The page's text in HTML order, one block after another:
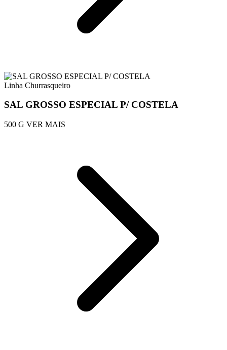
Linha Churrasqueiro
SAL GROSSO ESPECIAL P/ COSTELA
500 G VER MAIS